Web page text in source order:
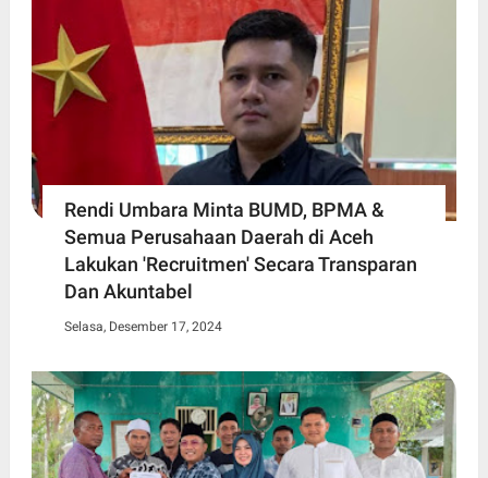
Rendi Umbara Minta BUMD, BPMA &
Semua Perusahaan Daerah di Aceh
Lakukan 'Recruitmen' Secara Transparan
Dan Akuntabel
Selasa, Desember 17, 2024